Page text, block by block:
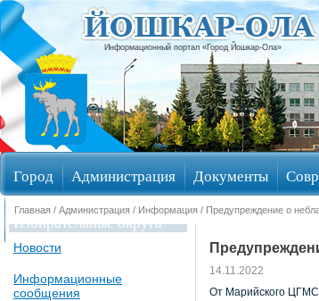
Информационный портал «Город Йошкар-Ола»
Город Администрация Документы
Избирательные округа
Главная / Администрация / Информация / Предупреждение о
Новости
Информационные
сообщения
14.11.2022
От Марийского